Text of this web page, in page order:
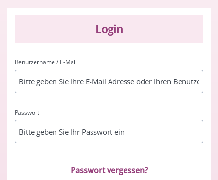
Login
Benutzername / E-Mail
Passwort
Passwort vergessen?